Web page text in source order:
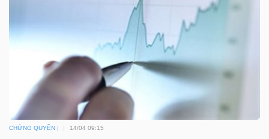
CHỨNG QUYỀN 14/04 09:15
Chỉ số Chứng chỉ quỹ
Lãnh
đạo
(-)